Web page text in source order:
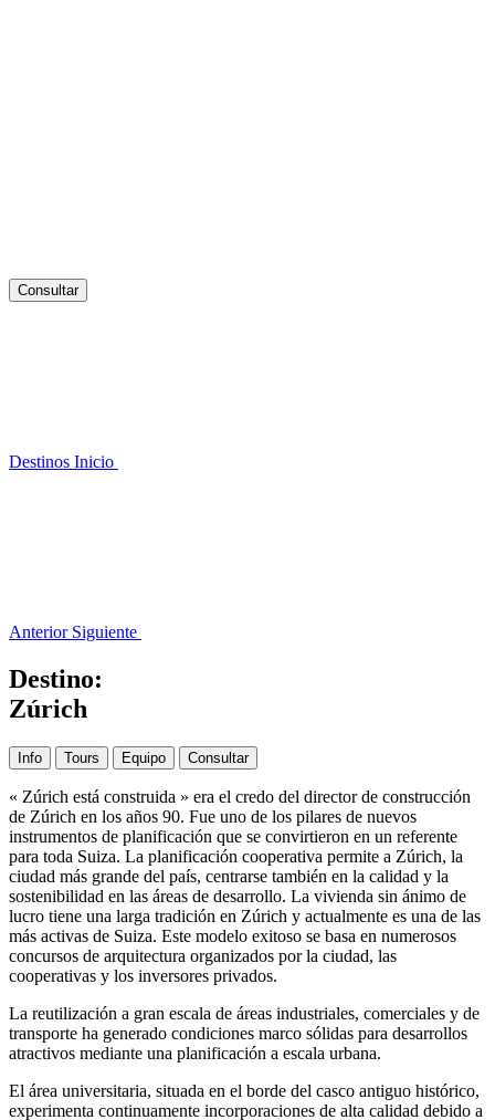
Consultar
Destinos Inicio
Anterior Siguiente
Destino:
Zúrich
Info Tours Equipo Consultar
« Zúrich está construida » era el credo del director de construcción
de Zúrich en los años 90. Fue uno de los pilares de nuevos
instrumentos de planificación que se convirtieron en un referente
para toda Suiza. La planificación cooperativa permite a Zúrich, la
ciudad más grande del país, centrarse también en la calidad y la
sostenibilidad en las áreas de desarrollo. La vivienda sin ánimo de
lucro tiene una larga tradición en Zúrich y actualmente es una de las
más activas de Suiza. Este modelo exitoso se basa en numerosos
concursos de arquitectura organizados por la ciudad, las
cooperativas y los inversores privados.
La reutilización a gran escala de áreas industriales, comerciales y de
transporte ha generado condiciones marco sólidas para desarrollos
atractivos mediante una planificación a escala urbana.
El área universitaria, situada en el borde del casco antiguo histórico,
experimenta continuamente incorporaciones de alta calidad debido a